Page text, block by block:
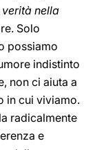
nella
Solo
possiamo
indistinto
non ci aiuta a
in cui viviamo.
radicalmente
e